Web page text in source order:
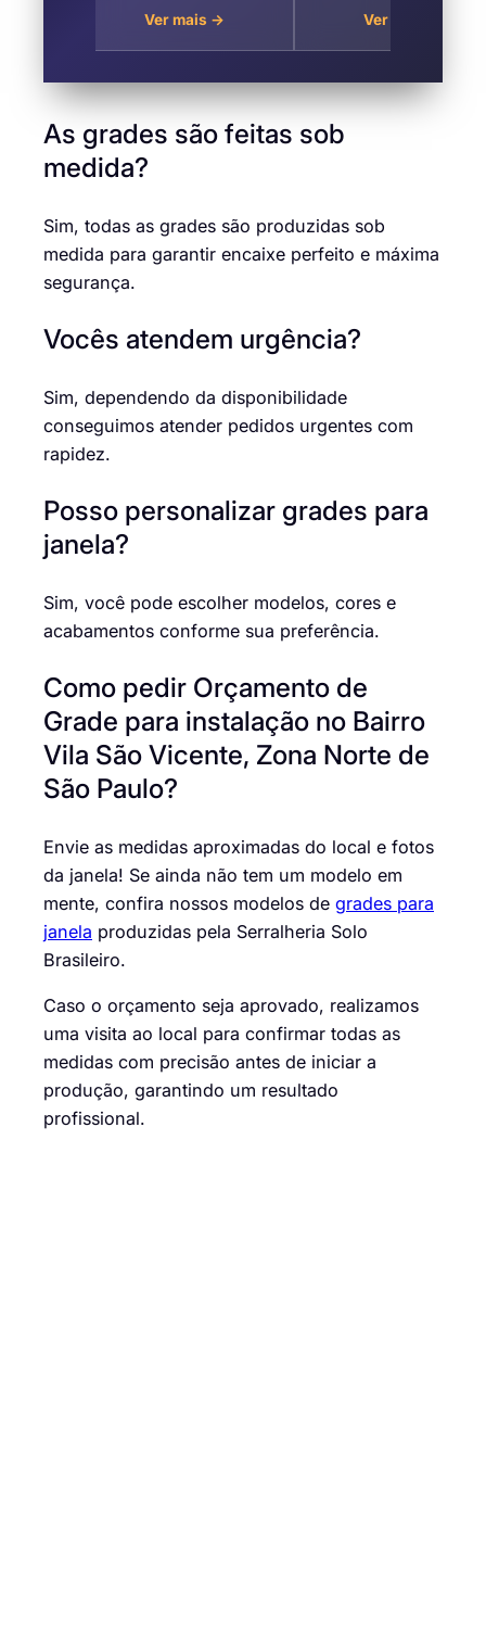
na Vila São Vicente,
Ver mais →
Vicente, Zona Norte
Ver mais →
As grades são feitas sob
medida?
Sim, todas as grades são produzidas sob
medida para garantir encaixe perfeito e máxima
segurança.
Vocês atendem urgência?
Sim, dependendo da disponibilidade
conseguimos atender pedidos urgentes com
rapidez.
Posso personalizar grades para
janela?
Sim, você pode escolher modelos, cores e
acabamentos conforme sua preferência.
Como pedir Orçamento de
Grade para instalação no Bairro
Vila São Vicente, Zona Norte de
São Paulo?
Envie as medidas aproximadas do local e fotos
da janela! Se ainda não tem um modelo em
mente, confira nossos modelos de grades para
janela produzidas pela Serralheria Solo
Brasileiro.
Caso o orçamento seja aprovado, realizamos
uma visita ao local para confirmar todas as
medidas com precisão antes de iniciar a
produção, garantindo um resultado
profissional.